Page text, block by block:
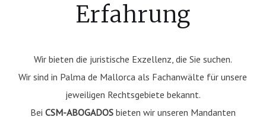
Erfahrung
Wir bieten die juristische Exzellenz, die Sie suchen.
Wir sind in Palma de Mallorca als Fachanwälte für unsere
jeweiligen Rechtsgebiete bekannt.
Bei CSM-ABOGADOSbieten wir unseren Mandanten